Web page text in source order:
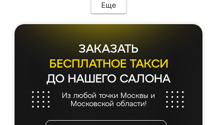
Еще
ЗАКАЗАТЬ
БЕСПЛАТНОЕ ТАКСИ
ДО НАШЕГО САЛОНА
Из любой точки Москвы и
Московской области!